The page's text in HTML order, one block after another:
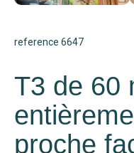
reference 6647
T3 de 60
proche